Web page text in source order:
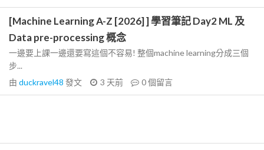
[Machine Learning A-Z [2026] ] 學習筆記 Day2 ML 及
Data pre-processing 概念
一邊要上課一邊還要寫這個不容易! 整個machine learning分成三個
步...
由 duckravel48 發文 3 天前 0個留言